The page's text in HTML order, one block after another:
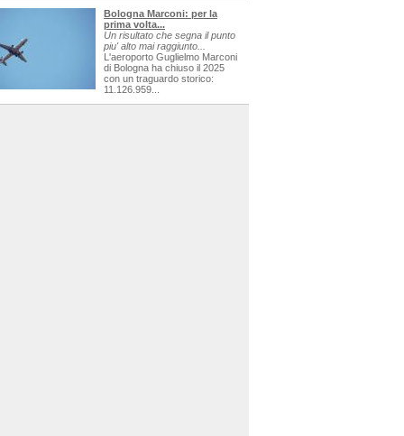
Bologna Marconi: per la
prima volta...
Un risultato che segna il punto
piu' alto mai raggiunto...
L'aeroporto Guglielmo Marconi
di Bologna ha chiuso il 2025
con un traguardo storico:
11.126.959...